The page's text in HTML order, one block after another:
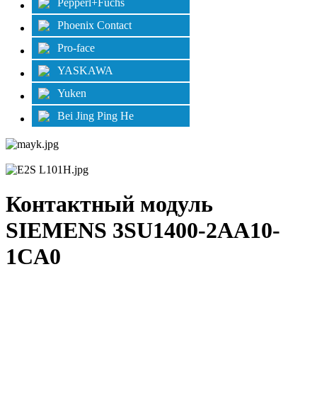
Pepperl+Fuchs
Phoenix Contact
Pro-face
YASKAWA
Yuken
Bei Jing Ping He
Контактный модуль
SIEMENS 3SU1400-2AA10-
1CA0